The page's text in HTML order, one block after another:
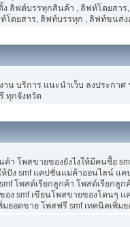
ลิฟต์บรรทุกสินค้า , ลิฟท์โดยสา
โดยสาร, ลิฟท์บรรทุก , ลิฟท์ขนส่ง
น บริการ แนะนำเว็บ ลงประกาศ
ทุกจังหวัด
า โพสขายของยังไงให้มีคนซื้อ
ปัง smf แคปชั่นแม่ค้าออนไลน์ แ
โพสต์เรียกลูกค้า โพสต์เรียกลู
อง smf เขียนโพสขายของโดนๆ
ยอดขาย โพสฟรี smf เทคนิคเพิ่ม